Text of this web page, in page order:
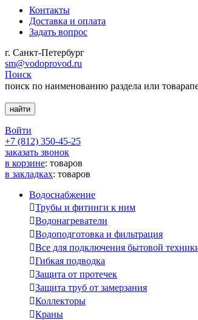
Контакты
Доставка и оплата
Задать вопрос
г. Санкт-Петербург
sm@vodoprovod.ru
Поиск
поиск по наименованию раздела или товара
Войти
+7 (812) 350-45-25
заказать звонок
в корзине: товаров
в закладках: товаров
Водоснабжение
Трубы и фитинги к ним
Водонагреватели
Водоподготовка и фильтрация
Все для подключения бытовой
Гибкая подводка
Защита от протечек
Защита труб от замерзания
Коллекторы
Краны